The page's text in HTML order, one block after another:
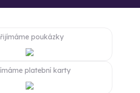
poukázky
platební karty